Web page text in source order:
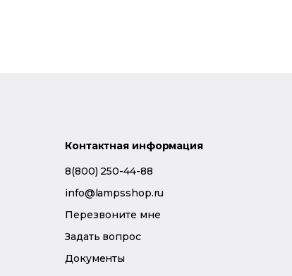
Контактная информация
8(800) 250-44-88
info@lampsshop.ru
Перезвоните мне
Задать вопрос
Документы